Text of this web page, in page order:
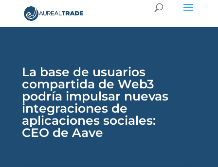
La base de usuarios
compartida de Web3
podría impulsar nuevas
integraciones de
aplicaciones sociales:
CEO de Aave